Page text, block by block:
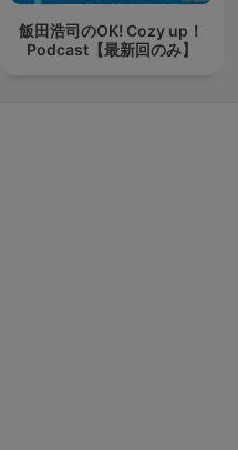
飯田浩司のOK! Cozy up！
Podcast【最新回のみ】